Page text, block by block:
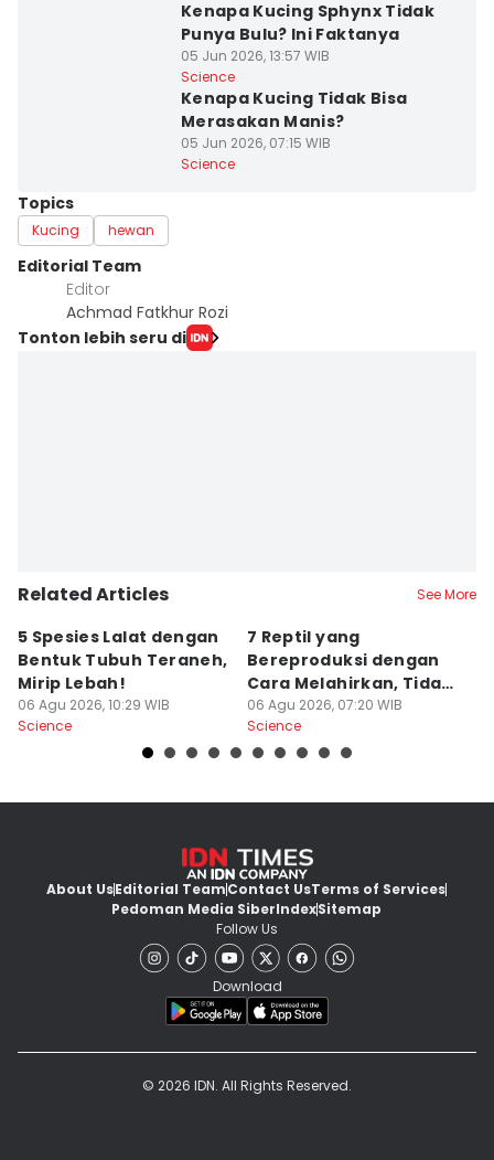
Kenapa Kucing Sphynx Tidak
Punya Bulu? Ini Faktanya
05 Jun 2026, 13:57 WIB
Science
Kenapa Kucing Tidak Bisa
Merasakan Manis?
05 Jun 2026, 07:15 WIB
Science
Topics
Kucing hewan
Editorial Team
Editor
Achmad Fatkhur Rozi
Tonton lebih seru di
Related Articles See More
5 Spesies Lalat dengan
Bentuk Tubuh Teraneh,
Mirip Lebah!
06 Agu 2026, 10:29 WIB
Science
7 Reptil yang
Bereproduksi dengan
Cara Melahirkan, Tidak
Biasa!
06 Agu 2026, 07:20 WIB
Science
About UsEditorial TeamContact UsTerms of Services
Pedoman Media SiberIndexSitemap
Follow Us
Download
© 2026 IDN. All Rights Reserved.